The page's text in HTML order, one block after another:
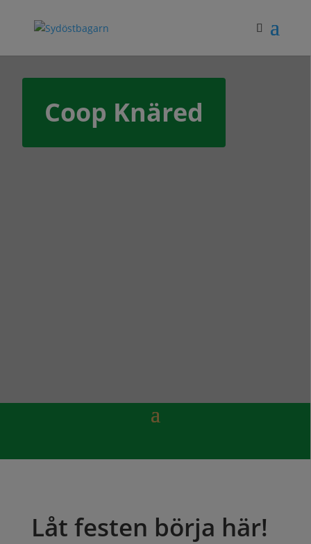
Coop Knäred
Låt festen börja här!